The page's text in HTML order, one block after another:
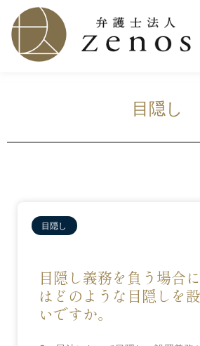
目隠し
目隠し
目隠し義務を負う場合
はどのような目隠しを
いですか。